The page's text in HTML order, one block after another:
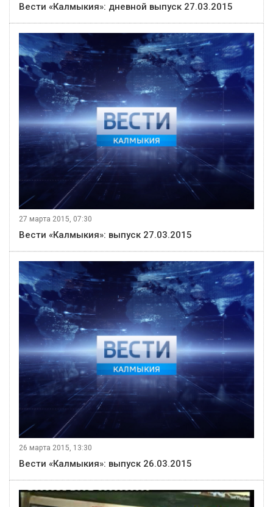
Вести «Калмыкия»: дневной выпуск 27.03.2015
27 марта 2015, 07:30
Вести «Калмыкия»: выпуск 27.03.2015
26 марта 2015, 13:30
Вести «Калмыкия»: выпуск 26.03.2015